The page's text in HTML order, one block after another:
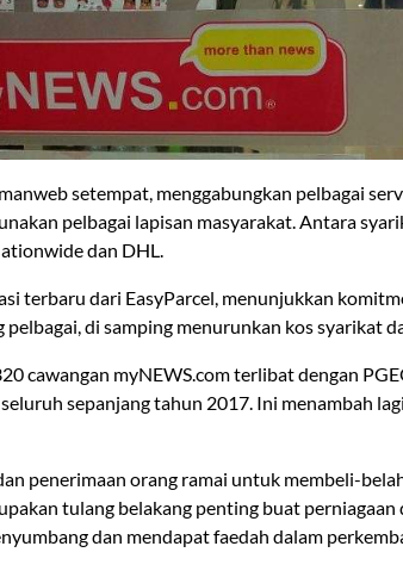
setempat, menggabungkan pelbagai
pelbagai lapisan masyarakat. Antara
dan DHL.
terbaru dari EasyParcel, menunjukkan
pelbagai, di samping menurunkan kos syarikat
cawangan myNEWS.com terlibat dengan
sepanjang tahun 2017. Ini menambah
penerimaan orang ramai untuk membeli-
tulang belakang penting buat perniagaan
dan mendapat faedah dalam